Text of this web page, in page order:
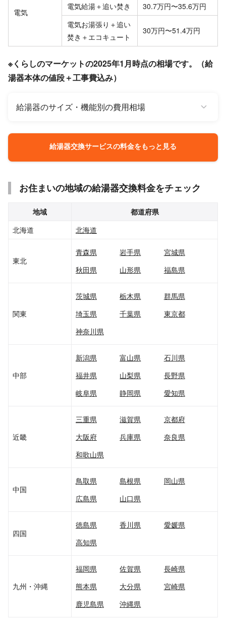
電気
電気給湯＋追い焚き
30.7万円〜35.6万円
電気お湯張り＋追い
焚き＋エコキュート
30万円〜51.4万円
※くらしのマーケットの2025年1月時点の相場です。（給
湯器本体の値段＋工事費込み）
給湯器のサイズ・機能別の費用相場
給湯器交換サービスの料金をもっと見る
お住まいの地域の給湯器交換料金をチェック
地域
都道府県
北海道
北海道
東北
青森県 岩手県
宮城県
秋田県
山形県 福島県
関東
茨城県 栃木県
群馬県
埼玉県
千葉県
東京都
神奈川県
中部
新潟県 富山県
石川県
福井県
山梨県
長野県
岐阜県
静岡県 愛知県
近畿
三重県 滋賀県
京都府
大阪府
兵庫県
奈良県
和歌山県
中国
鳥取県 島根県
岡山県
広島県
山口県
四国
徳島県 香川県
愛媛県
高知県
九州・沖縄
福岡県 佐賀県
長崎県
熊本県
大分県
宮崎県
鹿児島県
沖縄県